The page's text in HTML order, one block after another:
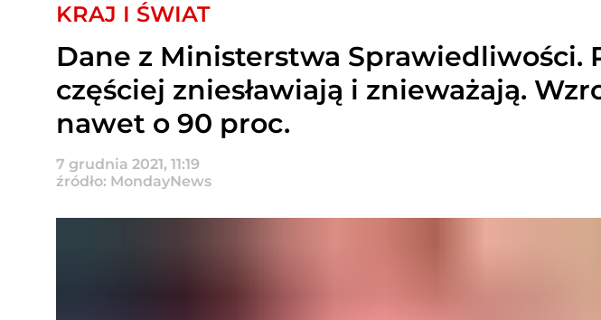
KRAJ I ŚWIAT
Dane z Ministerstwa Sprawiedliwości.
częściej zniesławiają i znieważają.
nawet o 90 proc.
7 grudnia 2021, 11:19
źródło: MondayNews